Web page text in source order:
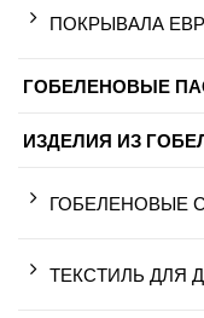
ПОКРЫВАЛА
ГОБЕЛЕНОВЫЕ
ИЗДЕЛИЯ ИЗ
ГОБЕЛЕНОВЫЕ
ТЕКСТИЛЬ ДЛЯ